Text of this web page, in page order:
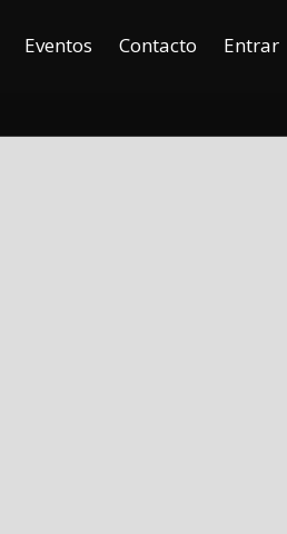
Eventos Contacto Entrar